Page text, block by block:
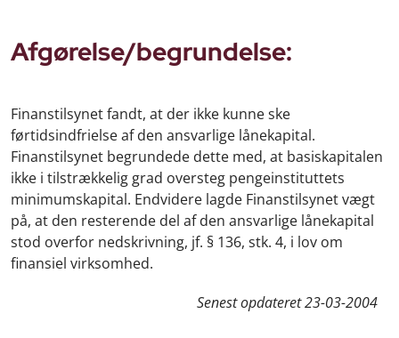
Afgørelse/begrundelse:
Finanstilsynet fandt, at der ikke kunne ske
førtidsindfrielse af den ansvarlige lånekapital.
Finanstilsynet begrundede dette med, at basiskapitalen
ikke i tilstrækkelig grad oversteg pengeinstituttets
minimumskapital. Endvidere lagde Finanstilsynet vægt
på, at den resterende del af den ansvarlige lånekapital
stod overfor nedskrivning, jf. § 136, stk. 4, i lov om
finansiel virksomhed.
Senest opdateret23-03-2004